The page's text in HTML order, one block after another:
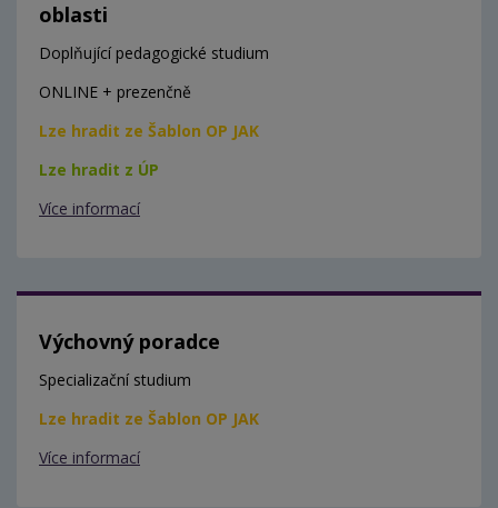
oblasti
Doplňující pedagogické studium
ONLINE + prezenčně
Lze hradit ze Šablon OP JAK
Lze hradit z ÚP
Více informací
Výchovný poradce
Specializační studium
Lze hradit ze Šablon OP JAK
Více informací